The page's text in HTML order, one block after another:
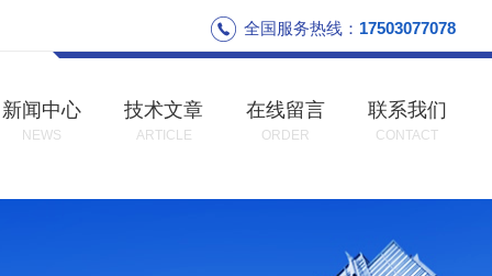
全国服务热线： 17503077078
新闻中心
NEWS
技术文章
ARTICLE
在线留言
ORDER
联系我们
CONTACT